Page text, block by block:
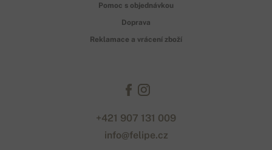
Pomoc s objednávkou
Doprava
Reklamace a vrácení zboží
+421 907 131 009
info@felipe.cz